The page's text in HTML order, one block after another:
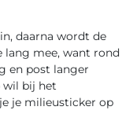
daarna wordt de
lang mee, want rond
en post langer
wil bij het
je milieusticker op